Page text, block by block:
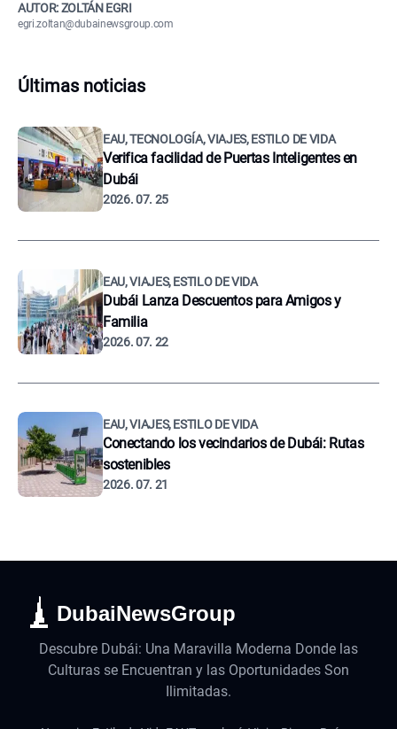
AUTOR: ZOLTÁN EGRI
egri.zoltan@dubainewsgroup.com
Últimas noticias
EAU, TECNOLOGÍA, VIAJES, ESTILO DE VIDA
Verifica facilidad de Puertas Inteligentes en
Dubái
2026. 07. 25
EAU, VIAJES, ESTILO DE VIDA
Dubái Lanza Descuentos para Amigos y
Familia
2026. 07. 22
EAU, VIAJES, ESTILO DE VIDA
Conectando los vecindarios de Dubái: Rutas
sostenibles
2026. 07. 21
DubaiNewsGroup
Descubre Dubái: Una Maravilla Moderna Donde las
Culturas se Encuentran y las Oportunidades Son
Ilimitadas.